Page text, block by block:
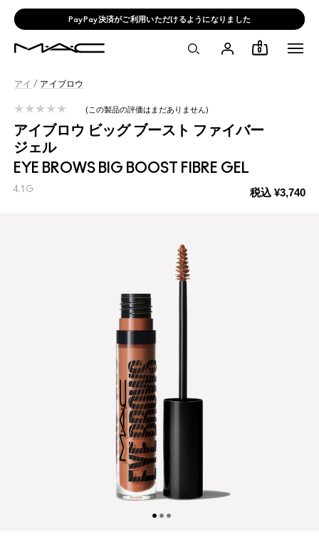
PayPay決済がご利用いただけるようになりました
0
アイ / アイブロウ
アイブロウ ビッグ ブースト ファイバー
ジェル
EYE BROWS BIG BOOST FIBRE GEL
税込 ¥3,740
4.1 G
この製品の評価はまだありません